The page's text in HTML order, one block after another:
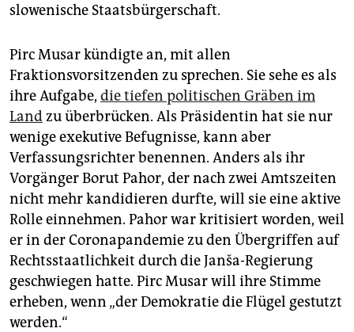
slowenische Staatsbürgerschaft.
Pirc Musar kündigte an, mit allen
Fraktionsvorsitzenden zu sprechen. Sie sehe es als
ihre Aufgabe, die tiefen politischen Gräben im
Landzu überbrücken. Als Präsidentin hat sie nur
wenige exekutive Befugnisse, kann aber
Verfassungsrichter benennen. Anders als ihr
Vorgänger Borut Pahor, der nach zwei Amtszeiten
nicht mehr kandidieren durfte, will sie eine aktive
Rolle einnehmen. Pahor war kritisiert worden, weil
er in der Coronapandemie zu den Übergriffen auf
Rechtsstaatlichkeit durch die Janša-Regierung
geschwiegen hatte. Pirc Musar will ihre Stimme
erheben, wenn „der Demokratie die Flügel gestutzt
werden.“